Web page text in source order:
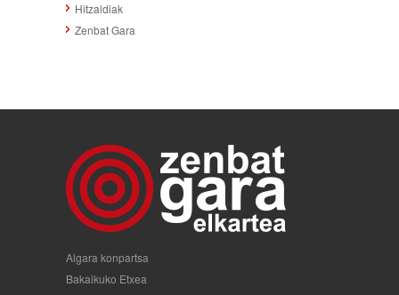
Hitzaldiak
Zenbat Gara
Algara konpartsa
Bakaikuko Etxea